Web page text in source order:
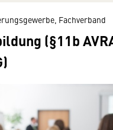
Fachverband
(§11b